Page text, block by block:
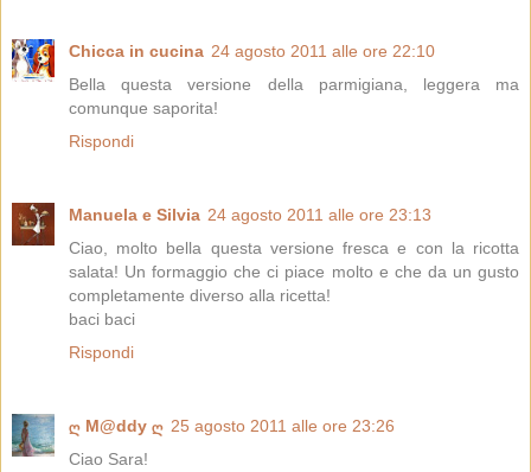
Chicca in cucina 24 agosto 2011 alle ore 22:10
Bella questa versione della parmigiana, leggera ma
comunque saporita!
Rispondi
Manuela e Silvia 24 agosto 2011 alle ore 23:13
Ciao, molto bella questa versione fresca e con la ricotta
salata! Un formaggio che ci piace molto e che da un gusto
completamente diverso alla ricetta!
baci baci
Rispondi
ღ M@ddy ღ 25 agosto 2011 alle ore 23:26
Ciao Sara!